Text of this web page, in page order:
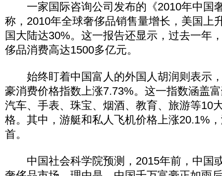
一家国际咨询公司发布的《2010年中国
称，2010年全球奢侈品销售量增长，美国上
国大陆达30%。这一报告还显示，过去一年
侈品消费高达1500多亿元。
始终盯着中国富人的外国人胡润则表示
豪消费价格指数上涨7.73%。这一指数涵盖
汽车、手表、珠宝、烟酒、教育、旅游等10
格。其中，游艇和私人飞机价格上涨20.1%
首。
中国社会科学院预测，2015年前，中国